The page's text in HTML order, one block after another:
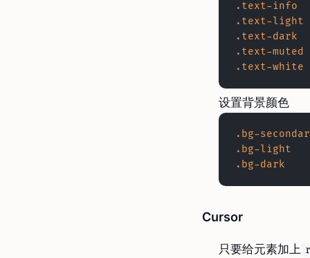
.text-info
.text-light
.text-dark
.text-muted
.text-white
设置背景颜色
.bg-
.bg-light
.bg-dark
Cursor
只要给元素加上